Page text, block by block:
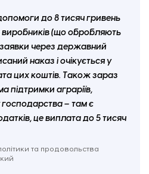
до 8 тисяч гривень
виробників (що обробляють
через державний
наказ і очікується у
цих коштів. Також зараз
підтримки аграріїв,
– там є
це виплата до 5 тисяч
та продовольства